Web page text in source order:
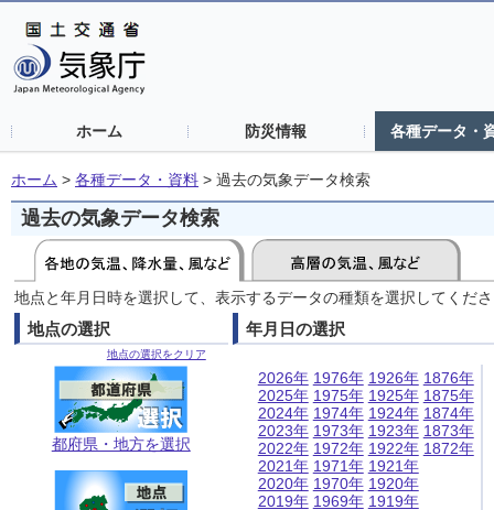
ホーム 防災情報 各種データ・
ホーム > 各種データ・資料 > 過去の気象データ検索
過去の気象データ検索
地点と年月日時を選択して、表示するデータの種類を選択してくだ
地点の選択
地点の選択をクリア
都府県・地方を選択
年月日の選択
2026年
2025年
2024年
2023年
2022年
2021年
2020年
2019年
1976年
1975年
1974年
1973年
1972年
1971年
1970年
1969年
1926年
1925年
1924年
1923年
1922年
1921年
1920年
1919年
1876年
1875年
1874年
1873年
1872年